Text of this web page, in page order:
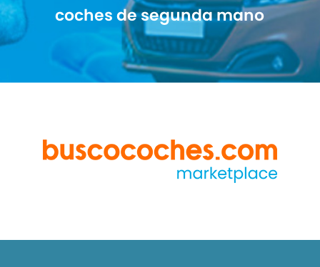
coches de segunda mano